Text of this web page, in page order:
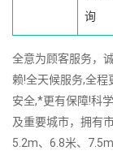
询
全意为顾客服务，
赖!全天候服务,全程
安全,*更有保障!科
及重要城市，拥有
5.2m、6.8米、